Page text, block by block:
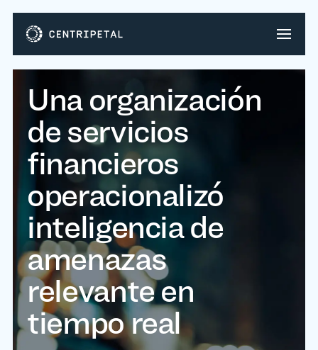
Una organización
de servicios
financieros
operacionalizó
inteligencia de
amenazas
relevante en
tiempo real